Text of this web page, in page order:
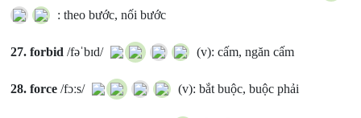
: theo bước, nối bước
27.forbid /fəˈbɪd/ (v): cấm, ngăn cấm
28.force /fɔːs/ (v): bắt buộc, buộc phải